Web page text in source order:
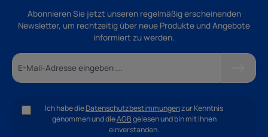
Abonnieren Sie jetzt unseren regelmäßig erscheinenden
Newsletter, um rechtzeitig über neue Produkte und Angebote
informiert zu werden.
Ich habe dieDatenschutzbestimmungenzur Kenntnis
genommen und dieAGBgelesen und bin mit ihnen
einverstanden.